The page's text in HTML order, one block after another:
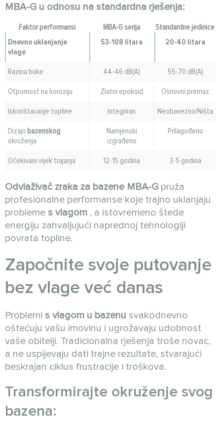
MBA-G u odnosu na standardna rješenja:
Faktor performansi MBA-G serija
Standardne jedinice
Dnevno uklanjanje
vlage
53-108 litara 20-40 litara
Razina buke 44-46 dB(A)
55-70 dB(A)
Otpornost na koroziju
Zlatni epoksid
Osnovni premaz
Iskorištavanje topline
Integriran
Neobavezno/Ništa
Dizajn bazenskog
okruženja
Namjenski
izgrađeno
Prilagođeno
Očekivani vijek trajanja 12-15 godina 3-5 godina
Odvlaživač zraka za bazene MBA-G pruža
profesionalne performanse koje trajno uklanjaju
probleme s vlagom , a istovremeno štede
energiju zahvaljujući naprednoj tehnologiji
povrata topline.
Započnite svoje putovanje
bez vlage već danas
Problemi s vlagom u bazenu svakodnevno
oštećuju vašu imovinu i ugrožavaju udobnost
vaše obitelji. Tradicionalna rješenja troše novac,
a ne uspijevaju dati trajne rezultate, stvarajući
beskrajan ciklus frustracije i troškova.
Transformirajte okruženje svog
bazena: